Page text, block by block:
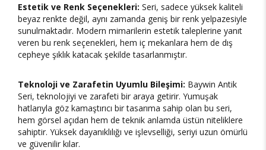
Estetik ve Renk Seçenekleri: Seri, sadece yüksek kaliteli
beyaz renkte değil, aynı zamanda geniş bir renk yelpazesiyle
sunulmaktadır. Modern mimarilerin estetik taleplerine yanıt
veren bu renk seçenekleri, hem iç mekanlara hem de dış
cepheye şıklık katacak şekilde tasarlanmıştır.
Teknoloji ve Zarafetin Uyumlu Bileşimi: Baywin Antik
Seri, teknolojiyi ve zarafeti bir araya getirir. Yumuşak
hatlarıyla göz kamaştırıcı bir tasarıma sahip olan bu seri,
hem görsel açıdan hem de teknik anlamda üstün niteliklere
sahiptir. Yüksek dayanıklılığı ve işlevselliği, seriyi uzun ömürlü
ve güvenilir kılar.